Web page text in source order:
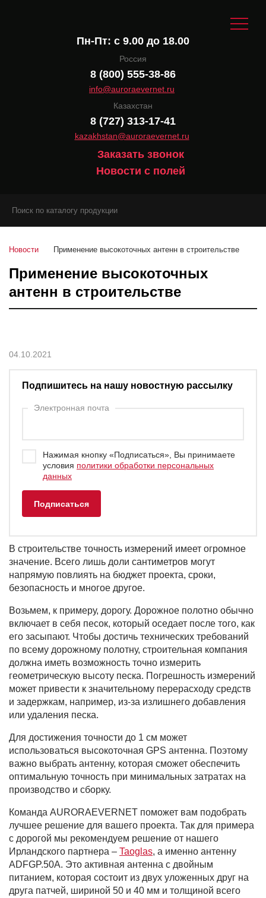
Пн-Пт: с 9.00 до 18.00
Россия
8 (800) 555-38-86
info@auroraevernet.ru
Казахстан
8 (727) 313-17-41
kazakhstan@auroraevernet.ru
Заказать звонок
Новости с полей
Новости Применение высокоточных антенн в строительстве
Применение высокоточных
антенн в строительстве
04.10.2021
Подпишитесь на нашу новостную рассылку
Электронная почта
Нажимая кнопку «Подписаться», Вы принимаете
условия политики обработки персональных
данных
В строительстве точность измерений имеет огромное
значение. Всего лишь доли сантиметров могут
напрямую повлиять на бюджет проекта, сроки,
безопасность и многое другое.
Возьмем, к примеру, дорогу. Дорожное полотно обычно
включает в себя песок, который оседает после того, как
его засыпают. Чтобы достичь технических требований
по всему дорожному полотну, строительная компания
должна иметь возможность точно измерить
геометрическую высоту песка. Погрешность измерений
может привести к значительному перерасходу средств
и задержкам, например, из-за излишнего добавления
или удаления песка.
Для достижения точности до 1 см может
использоваться высокоточная GPS антенна. Поэтому
важно выбрать антенну, которая сможет обеспечить
оптимальную точность при минимальных затратах на
производство и сборку.
Команда AURORAEVERNET поможет вам подобрать
лучшее решение для вашего проекта. Так для примера
с дорогой мы рекомендуем решение от нашего
Ирландского партнера – Taoglas, а именно антенну
ADFGP.50A. Это активная антенна с двойным
питанием, которая состоит из двух уложенных друг на
друга патчей, шириной 50 и 40 мм и толщиной всего